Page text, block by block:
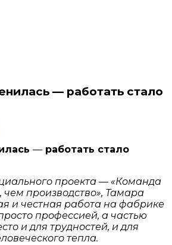
— работать стало
— работать стало
проекта — «Команда
чем производство», Тамара
и честная работа на фабрике
профессией, а частью
и для трудностей, и для
тепла.